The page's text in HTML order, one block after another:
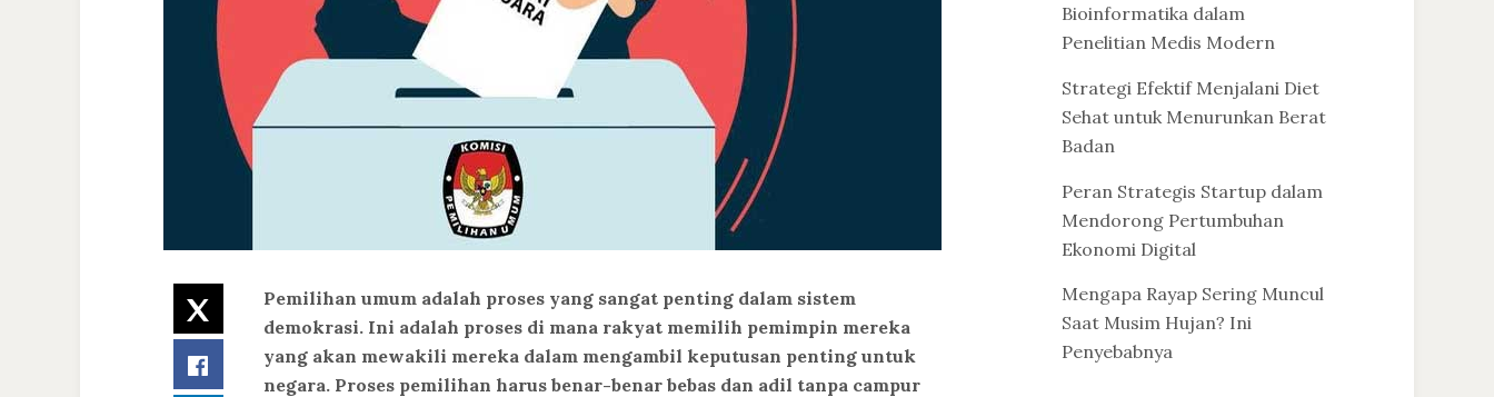
Twitter
Facebook
Pemilihan umum adalah proses yang sangat penting dalam sistem
demokrasi. Ini adalah proses di mana rakyat memilih pemimpin mereka
yang akan mewakili mereka dalam mengambil keputusan penting untuk
negara. Proses pemilihan harus benar-benar bebas dan adil tanpa campur
Bioinformatika dalam
Penelitian Medis Modern
Strategi Efektif Menjalani Diet
Sehat untuk Menurunkan Berat
Badan
Peran Strategis Startup dalam
Mendorong Pertumbuhan
Ekonomi Digital
Mengapa Rayap Sering Muncul
Saat Musim Hujan? Ini
Penyebabnya